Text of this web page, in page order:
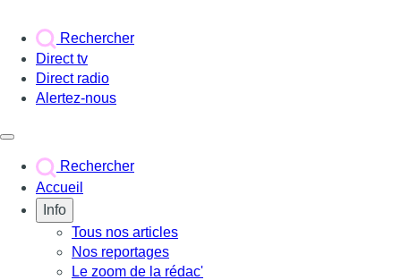
Rechercher
Direct tv
Direct radio
Alertez-nous
Rechercher
Accueil
Info
Tous nos articles
Nos reportages
Le zoom de la rédac'